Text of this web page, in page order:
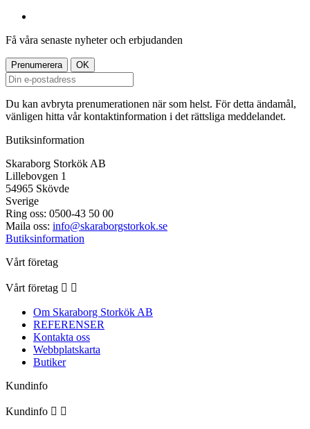
Få våra senaste nyheter och erbjudanden
Du kan avbryta prenumerationen när som helst. För detta ändamål,
vänligen hitta vår kontaktinformation i det rättsliga meddelandet.
Butiksinformation
Skaraborg Storkök AB
Lillebovgen 1
54965 Skövde
Sverige
Ring oss: 0500-43 50 00
Maila oss: info@skaraborgstorkok.se
Butiksinformation
Vårt företag
Vårt företag  
Om Skaraborg Storkök AB
REFERENSER
Kontakta oss
Webbplatskarta
Butiker
Kundinfo
Kundinfo  